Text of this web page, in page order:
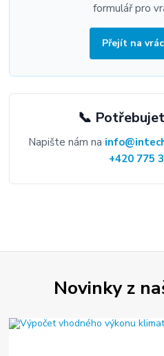
formulář pro
Přejít na
📞
Napište nám na
+420 775
Novinky z